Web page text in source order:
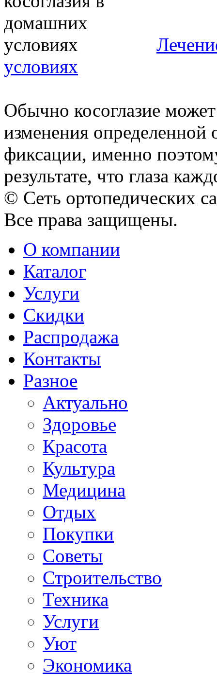
условиях
Обычно косоглазие
изменения определенной
фиксации, именно
результате, что глаза
© Сеть ортопедических
Все права защищены.
О компании
Каталог
Услуги
Скидки
Распродажа
Контакты
Разное
Актуально
Здоровье
Красота
Культура
Медицина
Отдых
Покупки
Советы
Строительство
Техника
Услуги
Уют
Экономика